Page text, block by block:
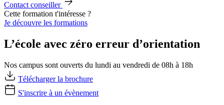
Contact conseiller
Cette formation t'intéresse ?
Je découvre les formations
L’école avec zéro erreur d’orientation
Nos campus sont ouverts du lundi au vendredi de 08h à 18h
Télécharger la brochure
S'inscrire à un évènement